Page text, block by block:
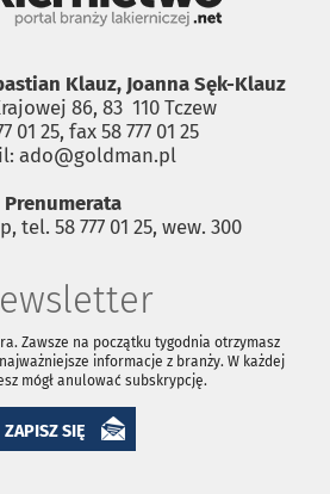
Klauz, Joanna Sęk-Klauz
86, 83 ­ 110 Tczew
01 25, fax 58 777 01 25
ado@goldman.pl
Prenumerata
tel. 58 777 01 25, wew. 300
Zawsze na początku tygodnia otrzymasz
informacje z branży. W każdej
mógł anulować subskrypcję.
ZAPISZ SIĘ